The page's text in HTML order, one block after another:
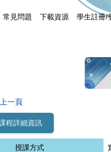
常見問題 下載資源 學生註冊/
一頁
程詳細資訊
授課方式